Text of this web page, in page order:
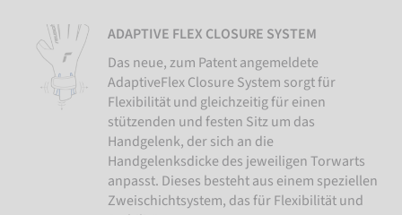
ADAPTIVE FLEX CLOSURE SYSTEM
Das neue, zum Patent angemeldete
AdaptiveFlex Closure System sorgt für
Flexibilität und gleichzeitig für einen
stützenden und festen Sitz um das
Handgelenk, der sich an die
Handgelenksdicke des jeweiligen Torwarts
anpasst. Dieses besteht aus einem speziellen
Zweischichtsystem, das für Flexibilität und